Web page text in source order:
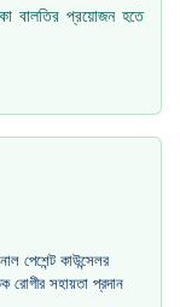
বালতির প্রয়োজন হতে
পেশেন্ট কাউন্সেলর
সহায়তা প্রদান